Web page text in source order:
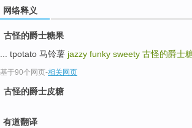
网络释义
古怪的爵士糖果
... tpotato 马铃薯 jazzy funky sweety 古怪的爵士
基于90个网页-相关网页
古怪的爵士皮糖
有道翻译